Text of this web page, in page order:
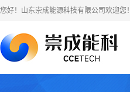
您好！山东崇成能源科技有限公司欢迎您！